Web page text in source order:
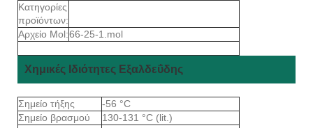
Κατηγορίες
προϊόντων:
Αρχείο Mol:66-25-1.mol
Χημικές Ιδιότητες Εξαλδεΰδης
Σημείο τήξης
-56 °C
Σημείο βρασμού
130-131 °C (lit.)